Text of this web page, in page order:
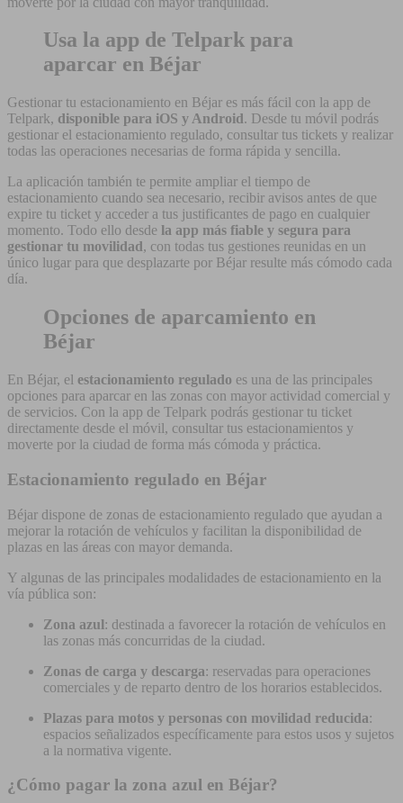
Usa la app de Telpark para
aparcar en Béjar
Gestionar tu estacionamiento en Béjar es más fácil con la app de
Telpark, disponible para iOS y Android. Desde tu móvil podrás
gestionar el estacionamiento regulado, consultar tus tickets y realizar
todas las operaciones necesarias de forma rápida y sencilla.
La aplicación también te permite ampliar el tiempo de
estacionamiento cuando sea necesario, recibir avisos antes de que
expire tu ticket y acceder a tus justificantes de pago en cualquier
momento. Todo ello desde la app más fiable y segura para
gestionar tu movilidad, con todas tus gestiones reunidas en un
único lugar para que desplazarte por Béjar resulte más cómodo cada
día.
Opciones de aparcamiento en
Béjar
En Béjar, el estacionamiento regulado es una de las principales
opciones para aparcar en las zonas con mayor actividad comercial y
de servicios. Con la app de Telpark podrás gestionar tu ticket
directamente desde el móvil, consultar tus estacionamientos y
moverte por la ciudad de forma más cómoda y práctica.
Estacionamiento regulado en Béjar
Béjar dispone de zonas de estacionamiento regulado que ayudan a
mejorar la rotación de vehículos y facilitan la disponibilidad de
plazas en las áreas con mayor demanda.
Y algunas de las principales modalidades de estacionamiento en la
vía pública son:
Zona azul: destinada a favorecer la rotación de vehículos en
las zonas más concurridas de la ciudad.
Zonas de carga y descarga: reservadas para operaciones
comerciales y de reparto dentro de los horarios establecidos.
Plazas para motos y personas con movilidad reducida:
espacios señalizados específicamente para estos usos y sujetos
a la normativa vigente.
¿Cómo pagar la zona azul en Béjar?